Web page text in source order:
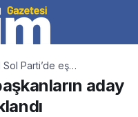
Sol Parti’de eş
aday olacakları
açıklandı
aday